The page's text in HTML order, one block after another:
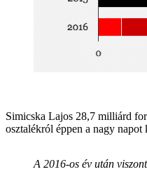
Simicska Lajos 28,7 milliárd
osztalékról éppen a nagy napot
A 2016-os év után